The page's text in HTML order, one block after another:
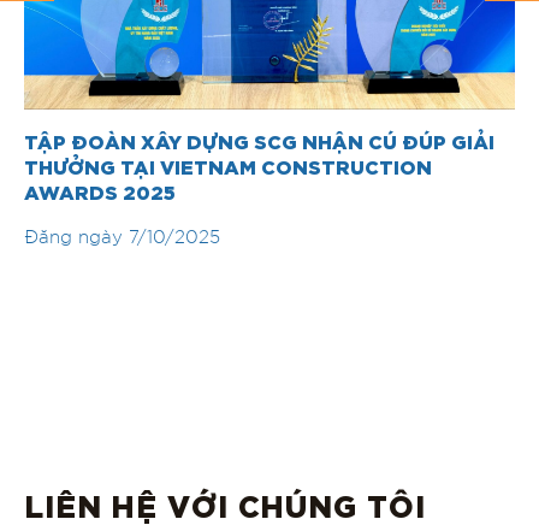
TẬP ĐOÀN XÂY DỰNG SCG NHẬN CÚ ĐÚP GIẢI
THƯỞNG TẠI VIETNAM CONSTRUCTION
AWARDS 2025
Đăng ngày 7/10/2025
LIÊN HỆ VỚI CHÚNG TÔI